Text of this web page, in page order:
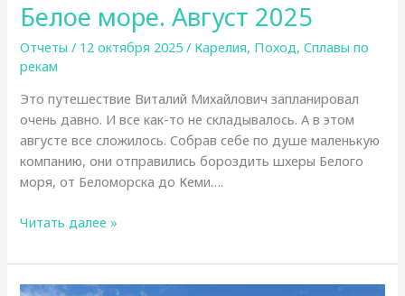
Белое море. Август 2025
Отчеты / 12 октября 2025/ Карелия, Поход,Сплавы по
рекам
Это путешествие Виталий Михайлович запланировал
очень давно. И все как-то не складывалось. А в этом
августе все сложилось. Собрав себе по душе маленькую
компанию, они отправились бороздить шхеры Белого
моря, от Беломорска до Кеми….
Белое
Август
2025
Читать далее »